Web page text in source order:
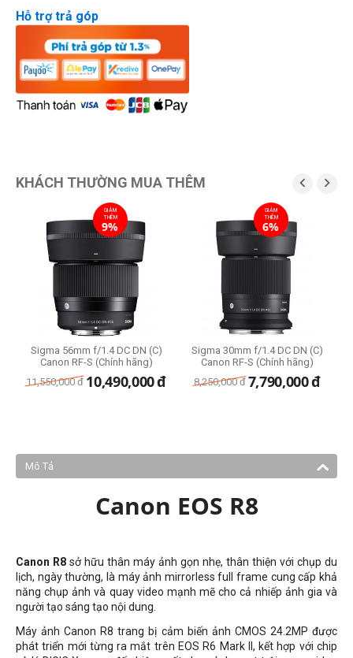
Hỗ trợ trả góp
KHÁCH THƯỜNG MUA THÊM  
GIẢM
THÊM
9%
Sigma 56mm f/1.4 DC DN (C)
Canon RF-S (Chính hãng)
11,550,000 đ 10,490,000đ
GIẢM
THÊM
6%
Sigma 30mm f/1.4 DC DN (C)
Canon RF-S (Chính hãng)
8,250,000 đ 7,790,000đ
Mô Tả
Canon EOS R8
Canon R8 sở hữu thân máy ảnh gọn nhẹ, thân thiện với chụp du
lịch, ngày thường, là máy ảnh mirrorless full frame cung cấp khả
năng chụp ảnh và quay video mạnh mẽ cho cả nhiếp ảnh gia và
người tạo sáng tạo nội dung.
Máy ảnh Canon R8 trang bị cảm biến ảnh CMOS 24.2MP được
phát triển mới từng ra mắt trên EOS R6 Mark II, kết hợp với chip